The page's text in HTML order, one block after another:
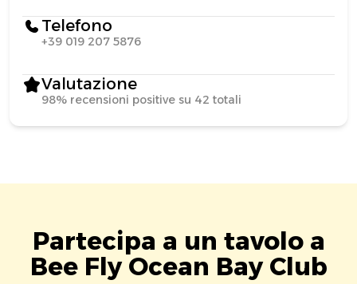
Telefono
+39 019 207 5876
Valutazione
98% recensioni positive su 42 totali
Partecipa a un tavolo a
Bee Fly Ocean Bay Club